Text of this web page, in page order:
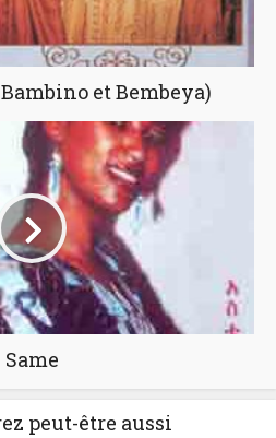
et Bembeya)
Same
peut-être aussi